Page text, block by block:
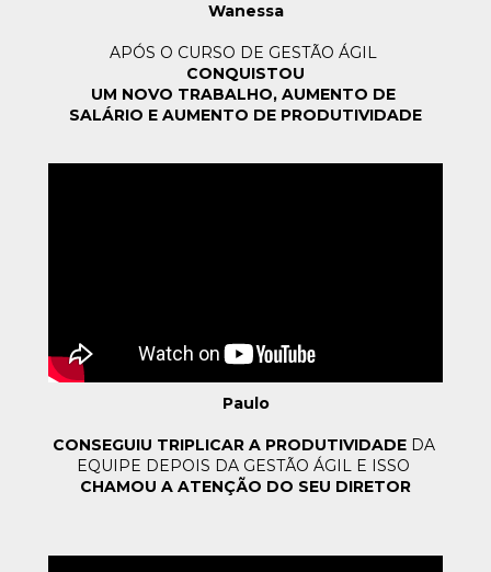
Wanessa
CONQUISTOU
UM NOVO TRABALHO, AUMENTO DE
SALÁRIO E AUMENTO DE PRODUTIVIDADE
Paulo
CONSEGUIU TRIPLICAR A PRODUTIVIDADE DA
EQUIPE DEPOIS DA GESTÃO ÁGIL E ISSO
CHAMOU A ATENÇÃO DO SEU DIRETOR